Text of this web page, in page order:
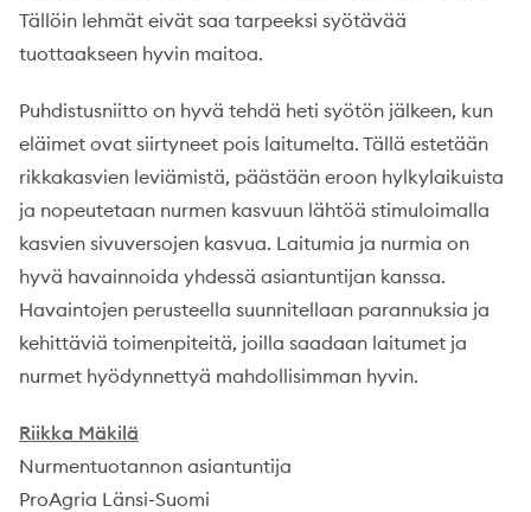
Tällöin lehmät eivät saa tarpeeksi syötävää
tuottaakseen hyvin maitoa.
Puhdistusniitto on hyvä tehdä heti syötön jälkeen, kun
eläimet ovat siirtyneet pois laitumelta. Tällä estetään
rikkakasvien leviämistä, päästään eroon hylkylaikuista
ja nopeutetaan nurmen kasvuun lähtöä stimuloimalla
kasvien sivuversojen kasvua. Laitumia ja nurmia on
hyvä havainnoida yhdessä asiantuntijan kanssa.
Havaintojen perusteella suunnitellaan parannuksia ja
kehittäviä toimenpiteitä, joilla saadaan laitumet ja
nurmet hyödynnettyä mahdollisimman hyvin.
Riikka Mäkilä
Nurmentuotannon asiantuntija
ProAgria Länsi-Suomi